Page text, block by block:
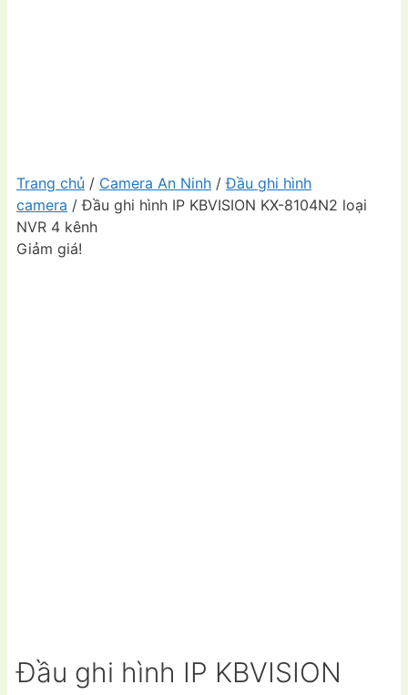
Trang chủ / Camera An Ninh /Đầu ghi hình
camera / Đầu ghi hình IP KBVISION KX-8104N2 loại
NVR 4 kênh
Giảm giá!
Đầu ghi hình IP KBVISION